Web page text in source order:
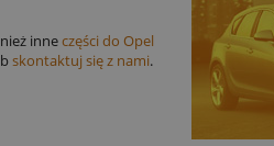
inneczęści do Opel
skontaktuj się z nami.